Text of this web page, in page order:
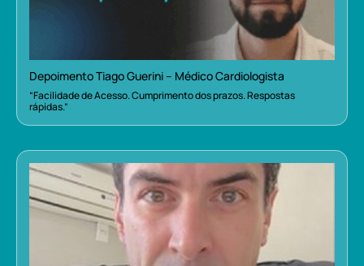
Depoimento Tiago Guerini – Médico Cardiologista
“Facilidade de Acesso. Cumprimento dos prazos. Respostas
rápidas.”